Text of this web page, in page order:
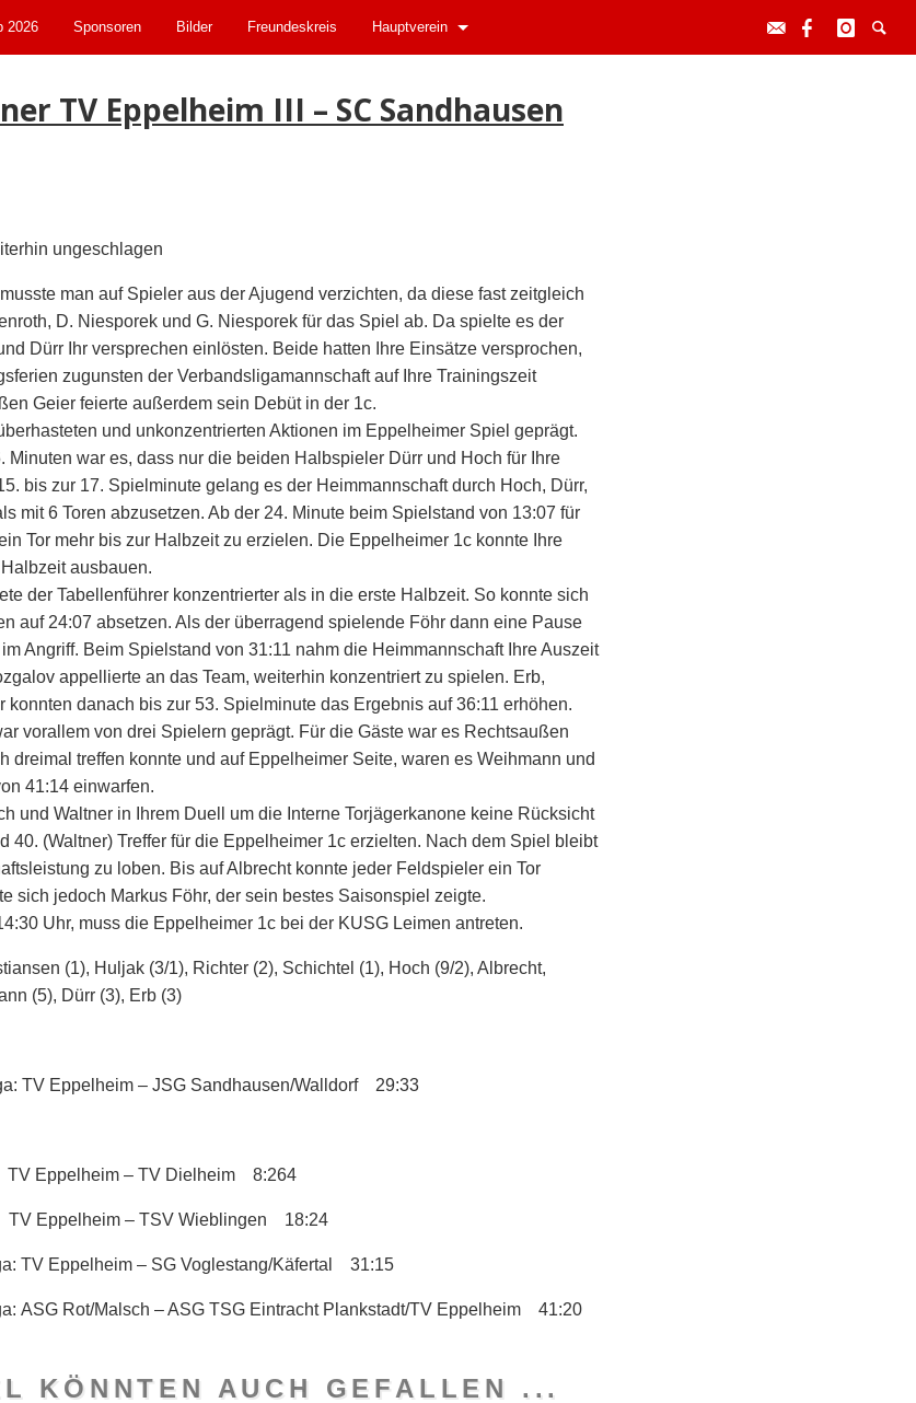
2026 Sponsoren Bilder Freundeskreis Hauptverein
TV Eppelheim III – SC Sandhausen
ungeschlagen
man auf Spieler aus der Ajugend verzichten, da diese fast zeitgleich
D. Niesporek und G. Niesporek für das Spiel ab. Da spielte es der
Dürr Ihr versprechen einlösten. Beide hatten Ihre Einsätze versprochen,
zugunsten der Verbandsligamannschaft auf Ihre Trainingszeit
Geier feierte außerdem sein Debüt in der 1c.
und unkonzentrierten Aktionen im Eppelheimer Spiel geprägt.
Minuten war es, dass nur die beiden Halbspieler Dürr und Hoch für Ihre
bis zur 17. Spielminute gelang es der Heimmannschaft durch Hoch, Dürr,
mit 6 Toren abzusetzen. Ab der 24. Minute beim Spielstand von 13:07 für
Tor mehr bis zur Halbzeit zu erzielen. Die Eppelheimer 1c konnte Ihre
ausbauen.
der Tabellenführer konzentrierter als in die erste Halbzeit. So konnte sich
auf 24:07 absetzen. Als der überragend spielende Föhr dann eine Pause
Angriff. Beim Spielstand von 31:11 nahm die Heimmannschaft Ihre Auszeit
appellierte an das Team, weiterhin konzentriert zu spielen. Erb,
konnten danach bis zur 53. Spielminute das Ergebnis auf 36:11 erhöhen.
vorallem von drei Spielern geprägt. Für die Gäste war es Rechtsaußen
dreimal treffen konnte und auf Eppelheimer Seite, waren es Weihmann und
41:14 einwarfen.
und Waltner in Ihrem Duell um die Interne Torjägerkanone keine Rücksicht
40. (Waltner) Treffer für die Eppelheimer 1c erzielten. Nach dem Spiel bleibt
zu loben. Bis auf Albrecht konnte jeder Feldspieler ein Tor
sich jedoch Markus Föhr, der sein bestes Saisonspiel zeigte.
Uhr, muss die Eppelheimer 1c bei der KUSG Leimen antreten.
(1), Huljak (3/1), Richter (2), Schichtel (1), Hoch (9/2), Albrecht,
(5), Dürr (3), Erb (3)
TV Eppelheim – JSG Sandhausen/Walldorf 29:33
TV Eppelheim – TV Dielheim 8:264
TV Eppelheim – TSV Wieblingen 18:24
TV Eppelheim – SG Voglestang/Käfertal 31:15
ASG Rot/Malsch – ASG TSG Eintracht Plankstadt/TV Eppelheim 41:20
KÖNNTEN AUCH GEFALLEN ...